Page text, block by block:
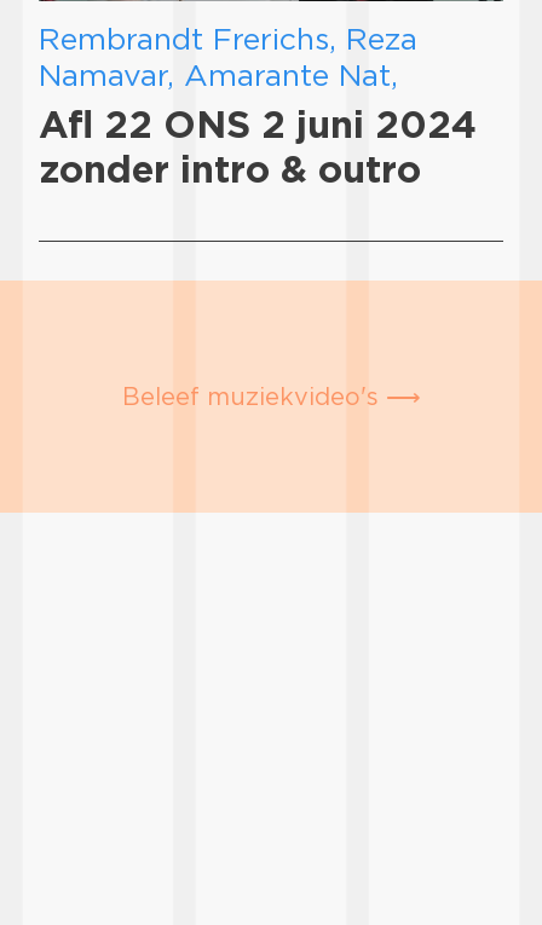
Rembrandt Frerichs, Reza
Namavar, Amarante Nat,
Afl 22 ONS 2 juni 2024
zonder intro & outro
Beleef muziekvideo's ⟶